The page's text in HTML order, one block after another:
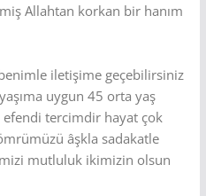
Allahtan korkan bir hanım
iletişime geçebilirsiniz
uygun 45 orta yaş
efendi tercimdir hayat çok
âşkla sadakatle
mutluluk ikimizin olsun